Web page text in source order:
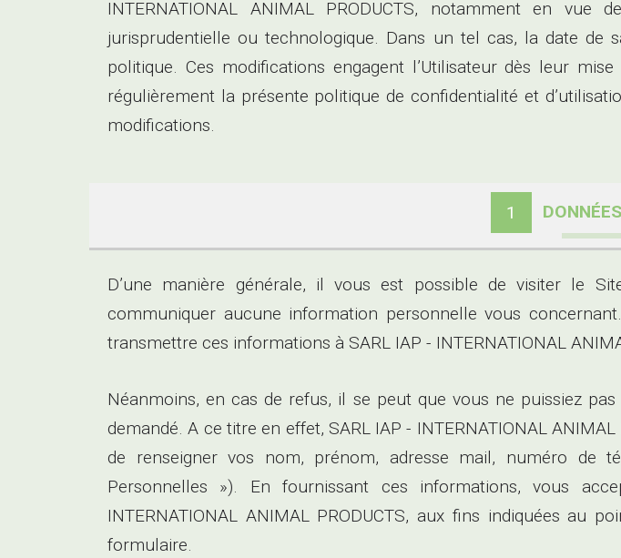
INTERNATIONAL ANIMAL PRODUCTS, notamment en
jurisprudentielle ou technologique. Dans un tel cas, la date
politique. Ces modifications engagent l’Utilisateur dès leur
régulièrement la présente politique de confidentialité et
modifications.
1
D’une manière générale, il vous est possible de visiter le
communiquer aucune information personnelle vous
transmettre ces informations à SARL IAP - INTERNATIONAL
Néanmoins, en cas de refus, il se peut que vous ne puissiez
demandé. A ce titre en effet, SARL IAP - INTERNATIONAL
de renseigner vos nom, prénom, adresse mail, numéro de
Personnelles »). En fournissant ces informations, vous
INTERNATIONAL ANIMAL PRODUCTS, aux fins indiquées au
formulaire.